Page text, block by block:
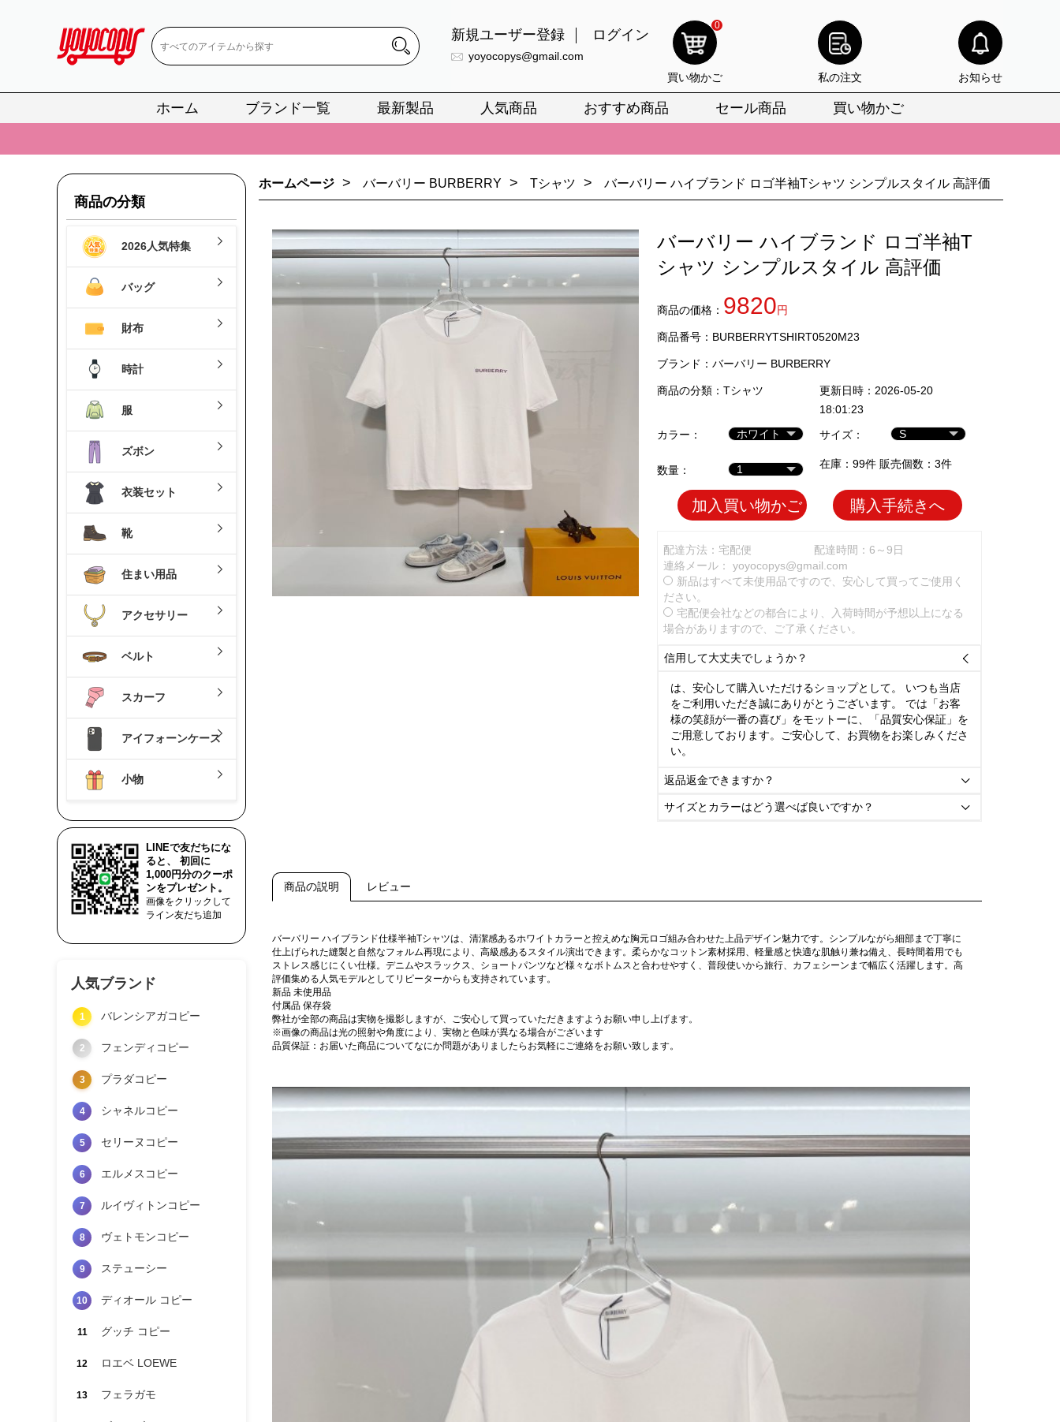
新規ユーザー登録 ログイン
yoyocopys@gmail.com
0
買い物かご 私の注文 お知らせ
ホーム ブランド一覧 最新製品 人気商品 おすすめ商品 セール商品 買い物かご
📢 当店は正真正銘のn級スーパーコピーのみ取扱い。最高品質の再現度を安心してお選びいただけます。
📢 2026春の新作続々更新中！期間中のご注文でお得な割引をご利用いただけます。
📢 新作入荷！ルイ・ヴィトンスーパーコピー バッグ最新モデルが登場。上質な仕上がりをお見逃しなく。
📢 2026春の新作続々更新中！期間中のご注文でお得な割引をご利用いただけます。
新作入荷！ルイ・ヴィトンスーパーコピー バッグ最新モデルが登場。上質な仕上がりをお見逃しなく。
商品の分類
2026人気特集
バッグ
財布
時計
服
ズボン
衣装セット
靴
住まい用品
アクセサリー
ベルト
スカーフ
アイフォーンケース
小物
LINEで友だちにな
ると、 初回に
1,000円分のクーポ
ンをプレゼント。
画像をクリックして
ライン友だち追加
人気ブランド
1 バレンシアガコピー
2 フェンディコピー
3 プラダコピー
4 シャネルコピー
5 セリーヌコピー
6 エルメスコピー
7 ルイヴィトンコピー
8 ヴェトモンコピー
9 ステューシー
10 ディオール コピー
11 グッチ コピー
12 ロエベ LOEWE
13 フェラガモ
ホームページ > バーバリー BURBERRY > Tシャツ > バーバリー ハイブランド ロゴ半袖Tシャツ シンプルスタイル 高評価
バーバリー ハイブランド ロゴ半袖T
シャツ シンプルスタイル 高評価
商品の価格： 9820円
商品番号：BURBERRYTSHIRT0520M23
ブランド： バーバリー BURBERRY
商品の分類： Tシャツ
更新日時：2026-05-20
18:01:23
カラー：
サイズ：
数量： 在庫：99件 販売個数：3件
加入買い物かご 購入手続きへ
配達方法：宅配便
配達時間：6～9日
連絡メール： yoyocopys@gmail.com
新品はすべて未使用品ですので、安心して買ってご使用く
ださい。
宅配便会社などの都合により、入荷時間が予想以上になる
場合がありますので、ご了承ください。
信用して大丈夫でしょうか？ 
は、安心して購入いただけるショップとして。 いつも当店
をご利用いただき誠にありがとうございます。 では「お客
様の笑顔が一番の喜び」をモットーに、「品質安心保証」を
ご用意しております。ご安心して、お買物をお楽しみくださ
い。
返品返金できますか？ 
サイズとカラーはどう選べば良いですか？ 
商品の説明 レビュー
バーバリー ハイブランド仕様半袖Tシャツは、清潔感あるホワイトカラーと控えめな胸元ロゴ組み合わせた上品デザイン魅力です。シンプルながら細部まで丁寧に
仕上げられた縫製と自然なフォルム再現により、高級感あるスタイル演出できます。柔らかなコットン素材採用、軽量感と快適な肌触り兼ね備え、長時間着用でも
ストレス感じにくい仕様。デニムやスラックス、ショートパンツなど様々なボトムスと合わせやすく、普段使いから旅行、カフェシーンまで幅広く活躍します。高
評価集める人気モデルとしてリピーターからも支持されています。
新品 未使用品
付属品 保存袋
弊社が全部の商品は実物を撮影しますが、ご安心して買っていただきますようお願い申し上げます。
※画像の商品は光の照射や角度により、実物と色味が異なる場合がございます
品質保証：お届いた商品についてなにか問題がありましたらお気軽にご連絡をお願い致します。